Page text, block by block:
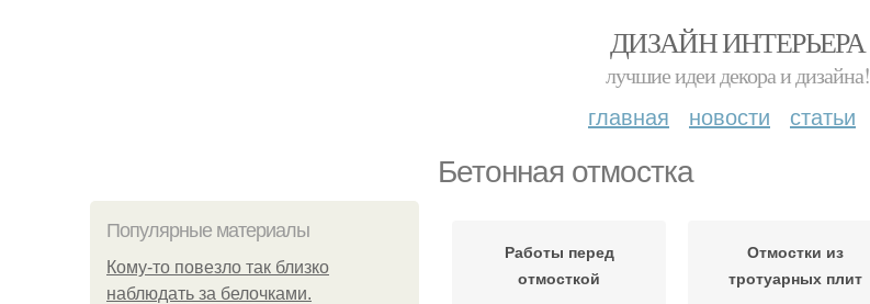
ДИЗАЙН ИНТЕРЬЕРА
лучшие идеи декора и дизайна!
главная новости статьи
Бетонная отмостка
Популярные материалы
Кому-то повезло так близко
наблюдать за белочками.
Работы перед
отмосткой
Отмостки из
тротуарных плит